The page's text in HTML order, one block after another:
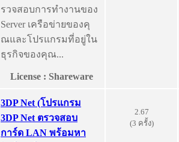
รวจสอบการทำงานของ
Server เครือข่ายของคุ
ณและโปรแกรมที่อยู่ใน
ธุรกิจของคุณ...
License : Shareware
3DP Net (โปรแกรม
3DP Net ตรวจสอบ
การ์ด LAN พร้อมหา
2.67
(3 ครั้ง)